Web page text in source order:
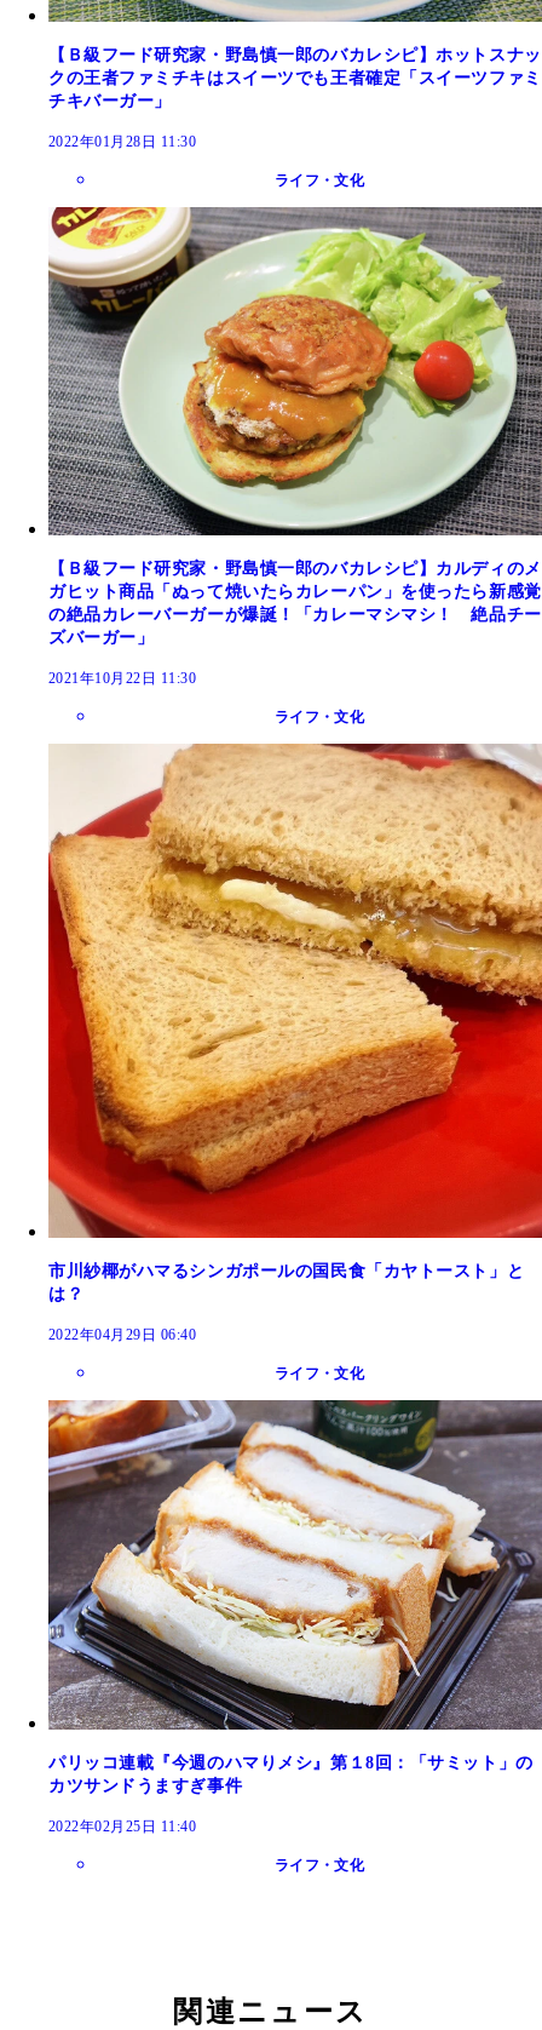
【Ｂ級フード研究家・野島慎一郎のバカレシピ】ホットスナッ
クの王者ファミチキはスイーツでも王者確定「スイーツファミ
チキバーガー」
2022年01月28日 11:30
ライフ・文化
【Ｂ級フード研究家・野島慎一郎のバカレシピ】カルディのメ
ガヒット商品「ぬって焼いたらカレーパン」を使ったら新感覚
の絶品カレーバーガーが爆誕！「カレーマシマシ！ 絶品チー
ズバーガー」
2021年10月22日 11:30
ライフ・文化
市川紗椰がハマるシンガポールの国民食「カヤトースト」と
は？
2022年04月29日 06:40
ライフ・文化
パリッコ連載『今週のハマりメシ』第１8回：「サミット」の
カツサンドうますぎ事件
2022年02月25日 11:40
ライフ・文化
関連ニュース